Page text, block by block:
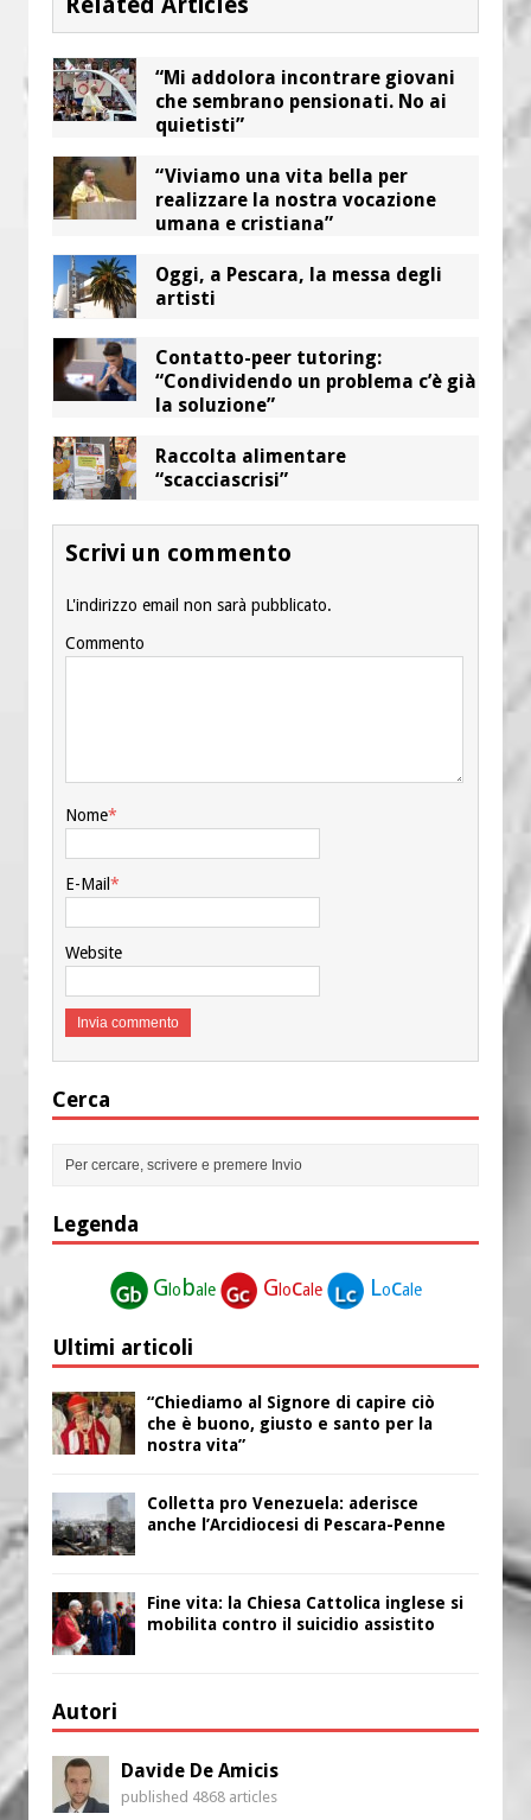
“Mi addolora incontrare giovani
che sembrano pensionati. No ai
quietisti”
“Viviamo una vita bella per
realizzare la nostra vocazione
umana e cristiana”
Oggi, a Pescara, la messa degli
artisti
Contatto-peer tutoring:
“Condividendo un problema c’è già
la soluzione”
Raccolta alimentare
“scacciascrisi”
Scrivi un commento
L'indirizzo email non sarà pubblicato.
Commento
Nome*
E-Mail*
Website
Cerca
Legenda
G lobale G locale Locale
Ultimi articoli
“Chiediamo al Signore di capire ciò
che è buono, giusto e santo per la
nostra vita”
Colletta pro Venezuela: aderisce
anche l’Arcidiocesi di Pescara-Penne
Fine vita: la Chiesa Cattolica inglese si
mobilita contro il suicidio assistito
Autori
Davide De Amicis
published 4868 articles